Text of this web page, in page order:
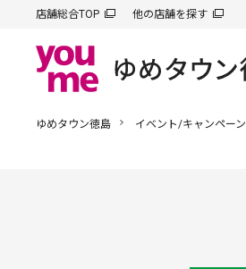
店舗総合TOP 他の店舗を探す
ゆめタウン徳島 イベント/キャンペーン